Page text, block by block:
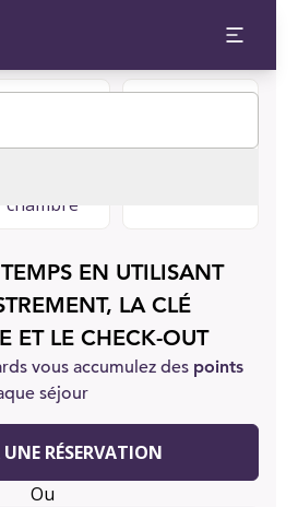
chambre
EN UTILISANT
LA CLÉ
ET LE CHECK-OUT
vous accumulez des points
séjour
RÉSERVATION
Ou